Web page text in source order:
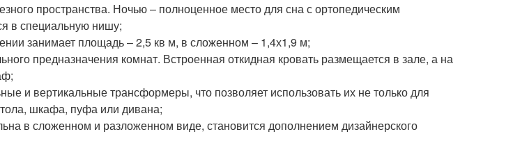
пространства. Ночью – полноценное место для сна с ортопедическим
в специальную нишу;
занимает площадь – 2,5 кв м, в сложенном – 1,4х1,9 м;
предназначения комнат. Встроенная откидная кровать размещается в зале, а на
и вертикальные трансформеры, что позволяет использовать их не только для
шкафа, пуфа или дивана;
в сложенном и разложенном виде, становится дополнением дизайнерского